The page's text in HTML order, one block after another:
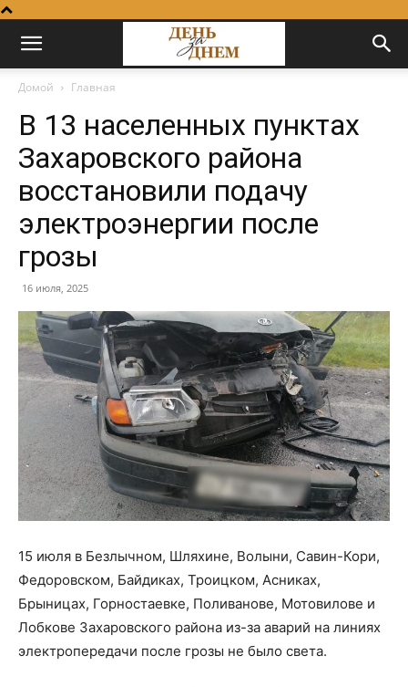
Домой Главная
В 13 населенных пунктах
Захаровского района
восстановили подачу
электроэнергии после
грозы
16 июля, 2025
15 июля в Безлычном, Шляхине, Волыни, Савин-Кори,
Федоровском, Байдиках, Троицком, Асниках,
Брыницах, Горностаевке, Поливанове, Мотовилове и
Лобкове Захаровского района из-за аварий на линиях
электропередачи после грозы не было света.